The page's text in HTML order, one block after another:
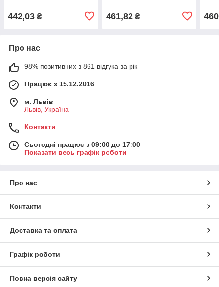
442,03 ₴ 461,82₴
Про нас
98% позитивних з 861 відгука за рік
Працює з 15.12.2016
м. Львів
Львів, Україна
Контакти
Сьогодні працює з 09:00 до 17:00
Показати весь графік роботи
Про нас
Контакти
Доставка та оплата
Графік роботи
Повна версія сайту